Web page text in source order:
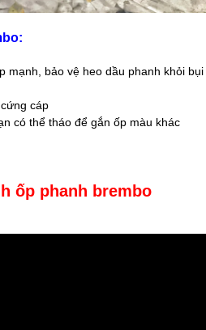
mạnh, bảo vệ heo dầu phanh khỏi bụi
cáp
có thể tháo để gắn ốp màu khác
ốp phanh brembo